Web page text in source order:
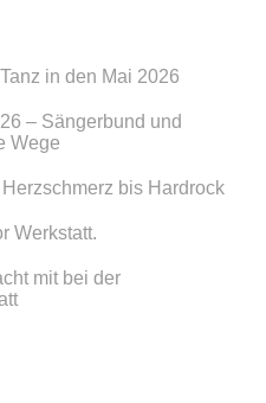
in den Mai 2026
– Sängerbund und
Wege
bis Hardrock
Werkstatt.
mit bei der